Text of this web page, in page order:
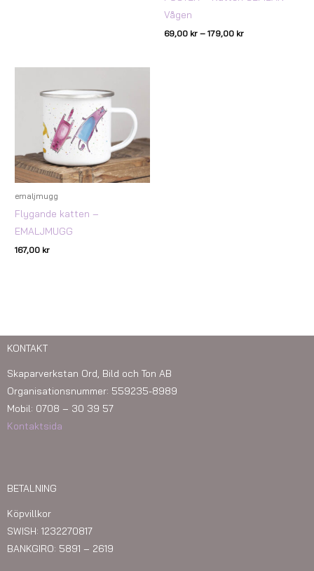
Vågen
69,00 kr – 179,00 kr
emaljmugg
Flygande katten –
EMALJMUGG
167,00 kr
KONTAKT
Skaparverkstan Ord, Bild och Ton AB
Organisationsnummer: 559235-8989
Mobil: 0708 – 30 39 57
Kontaktsida
BETALNING
Köpvillkor
SWISH: 1232270817
BANKGIRO: 5891 – 2619